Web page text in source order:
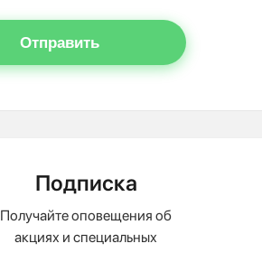
Отправить
Подписка
Получайте оповещения об
акциях и специальных